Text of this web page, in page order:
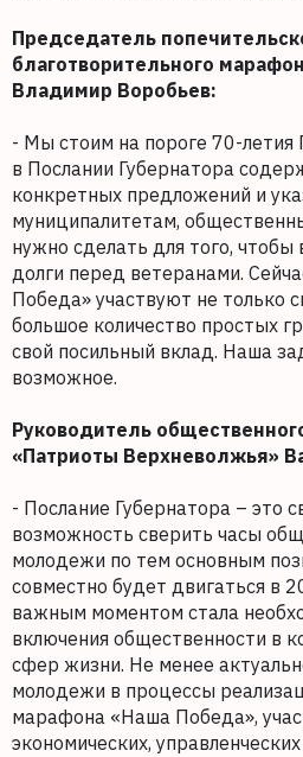
Председатель
благотворительного
Владимир Воробьев:
- Мы стоим на пороге 70-летия
в Послании Губернатора
конкретных предложений и
муниципалитетам,
нужно сделать для того,
долги перед ветеранами.
Победа» участвуют не только
большое количество простых
свой посильный вклад. Наша
возможное.
Руководитель
«Патриоты Верхневолжья»
- Послание Губернатора – это
возможность сверить часы
молодежи по тем основным
совместно будет двигаться в
важным моментом стала
включения общественности в
сфер жизни. Не менее
молодежи в процессы
марафона «Наша Победа»,
экономических,